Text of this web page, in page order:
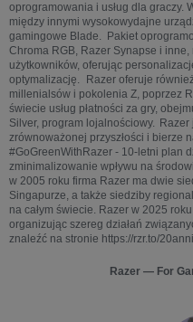
oprogramowania i usług dla graczy.
między innymi wysokowydajne
gamingowe Blade. Pakiet
Chroma RGB, Razer Synapse i
użytkowników, oferując
optymalizację. Razer oferuje również
millenialsów i pokolenia Z, poprzez
świecie usług płatności za gry,
Silver, program lojalnościowy.
zrównoważonej przyszłości i bierze
#GoGreenWithRazer - 10-letni plan
zminimalizowanie wpływu na
w 2005 roku firma Razer ma dwie
Singapurze, a także siedziby
na całym świecie. Razer w 2025
organizując szereg działań
znaleźć na stronie https://rzr.to/
Razer — For